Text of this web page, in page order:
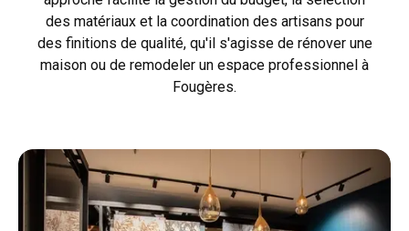
des matériaux et la coordination des artisans pour
des finitions de qualité, qu'il s'agisse de rénover une
maison ou de remodeler un espace professionnel à
Fougères.